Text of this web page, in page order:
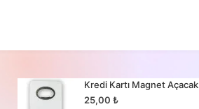
Kredi Kartı Magnet Açacak
25,00₺